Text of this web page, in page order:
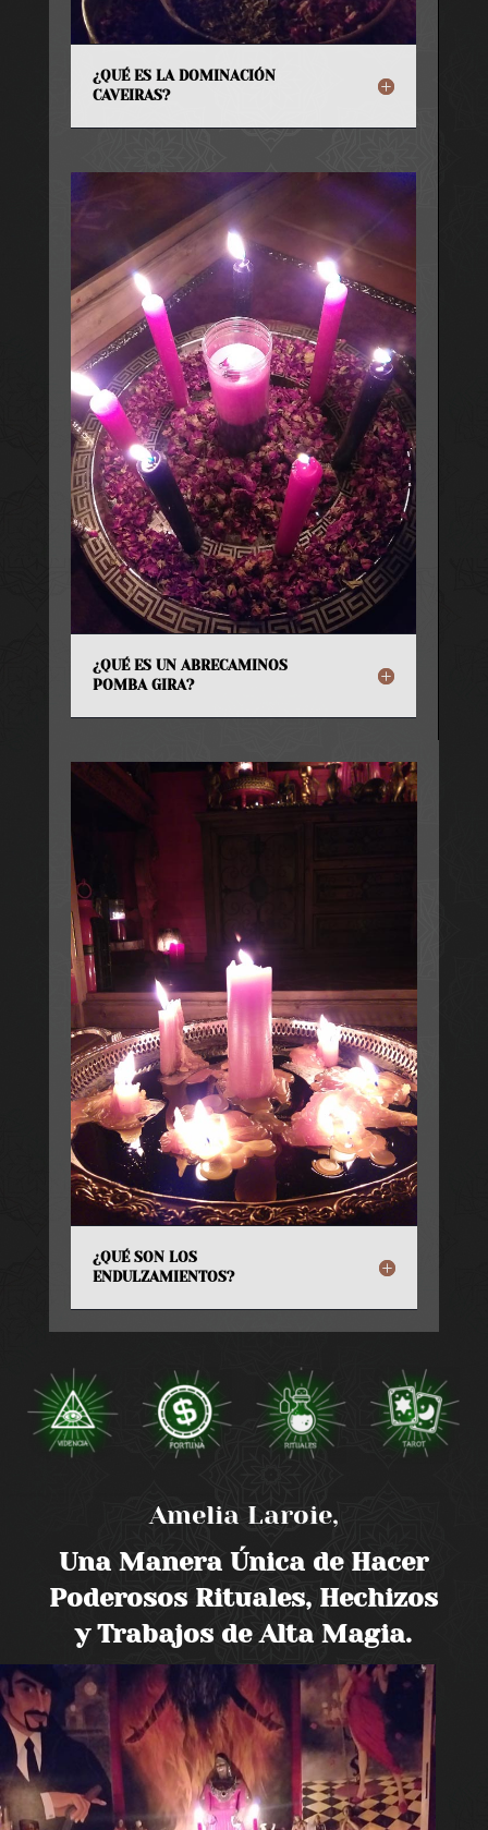
¿QUÉ ES LA DOMINACIÓN
CAVEIRAS?
¿QUÉ ES UN ABRECAMINOS
POMBA GIRA?
¿QUÉ SON LOS
ENDULZAMIENTOS?
Amelia Laroie,
Una Manera Única de Hacer
Poderosos Rituales, Hechizos
y Trabajos de Alta Magia.